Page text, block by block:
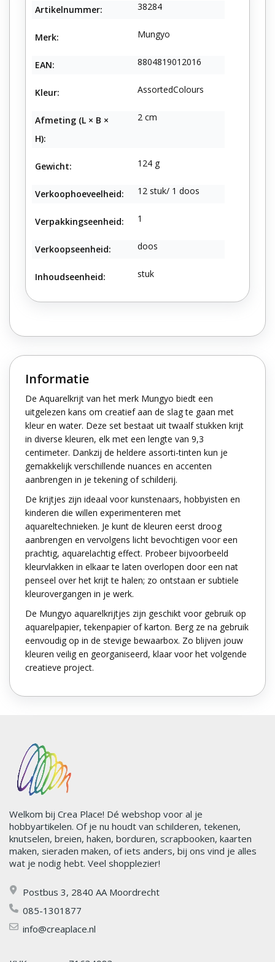
Artikelnummer: 38284
Merk: Mungyo
EAN: 8804819012016
Kleur: AssortedColours
Afmeting (L × B ×
H):
2 cm
Gewicht: 124 g
Verkoophoeveelheid: 12 stuk/ 1 doos
Verpakkingseenheid: 1
Verkoopseenheid: doos
Inhoudseenheid: stuk
Informatie
De Aquarelkrijt van het merk Mungyo biedt een
uitgelezen kans om creatief aan de slag te gaan met
kleur en water. Deze set bestaat uit twaalf stukken krijt
in diverse kleuren, elk met een lengte van 9,3
centimeter. Dankzij de heldere assorti-tinten kun je
gemakkelijk verschillende nuances en accenten
aanbrengen in je tekening of schilderij.
De krijtjes zijn ideaal voor kunstenaars, hobbyisten en
kinderen die willen experimenteren met
aquareltechnieken. Je kunt de kleuren eerst droog
aanbrengen en vervolgens licht bevochtigen voor een
prachtig, aquarelachtig effect. Probeer bijvoorbeeld
kleurvlakken in elkaar te laten overlopen door een nat
penseel over het krijt te halen; zo ontstaan er subtiele
kleurovergangen in je werk.
De Mungyo aquarelkrijtjes zijn geschikt voor gebruik op
aquarelpapier, tekenpapier of karton. Berg ze na gebruik
eenvoudig op in de stevige bewaarbox. Zo blijven jouw
kleuren veilig en georganiseerd, klaar voor het volgende
creatieve project.
Welkom bij Crea Place! Dé webshop voor al je
hobbyartikelen. Of je nu houdt van schilderen, tekenen,
knutselen, breien, haken, borduren, scrapbooken, kaarten
maken, sieraden maken, of iets anders, bij ons vind je alles
wat je nodig hebt. Veel shopplezier!
Postbus 3, 2840 AA Moordrecht
085-1301877
info@creaplace.nl